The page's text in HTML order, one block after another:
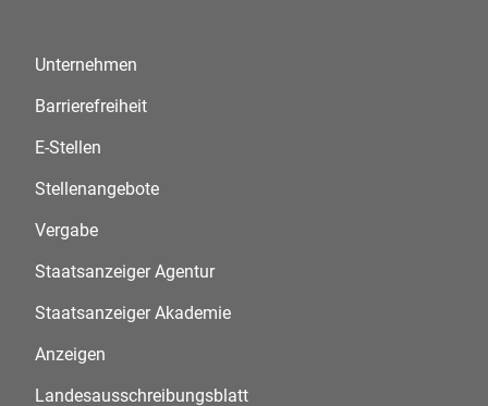
Unternehmen
Barrierefreiheit
E-Stellen
Stellenangebote
Vergabe
Staatsanzeiger Agentur
Staatsanzeiger Akademie
Anzeigen
Landesausschreibungsblatt